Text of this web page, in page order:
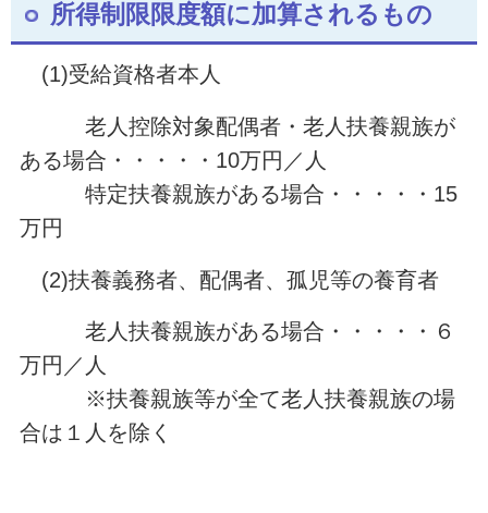
所得制限限度額に加算されるもの
(1)受給資格者本人
老人控除対象配偶者・老人扶養親族が
ある場合・・・・・10万円／人
特定扶養親族がある場合・・・・・15
万円
(2)扶養義務者、配偶者、孤児等の養育者
老人扶養親族がある場合・・・・・６
万円／人
※扶養親族等が全て老人扶養親族の場
合は１人を除く